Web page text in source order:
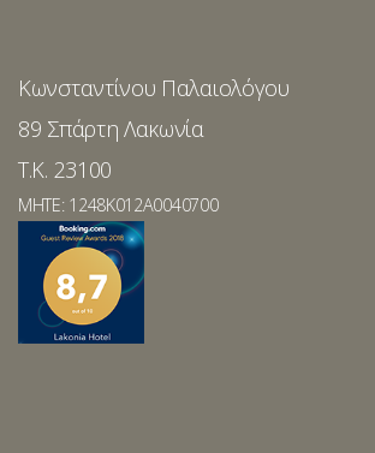
Κωνσταντίνου Παλαιολόγου
89 Σπάρτη Λακωνία
T.K. 23100
MHTE: 1248K012A0040700